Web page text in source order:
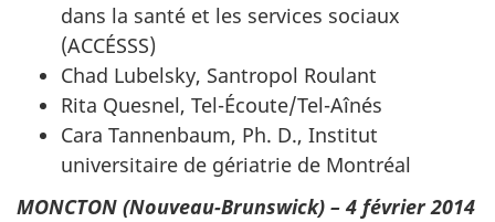
dans la santé et les services sociaux
(ACCÉSSS)
Chad Lubelsky, Santropol Roulant
Rita Quesnel, Tel-Écoute/Tel-Aînés
Cara Tannenbaum, Ph. D., Institut
universitaire de gériatrie de Montréal
MONCTON (Nouveau-Brunswick) – 4 février 2014